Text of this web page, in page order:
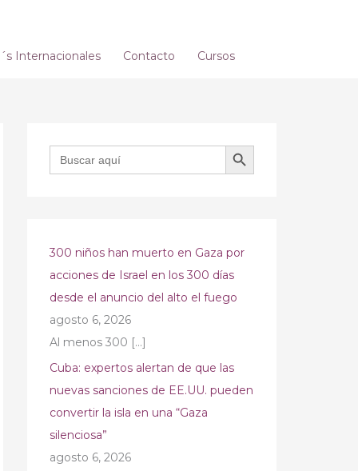
Internacionales Contacto Cursos
Buscar: BOTÓN DE BÚSQUEDA
300 niños han muerto en Gaza por
acciones de Israel en los 300 días
desde el anuncio del alto el fuego
agosto 6, 2026
Al menos 300 […]
Cuba: expertos alertan de que las
nuevas sanciones de EE.UU. pueden
convertir la isla en una “Gaza
silenciosa”
agosto 6, 2026